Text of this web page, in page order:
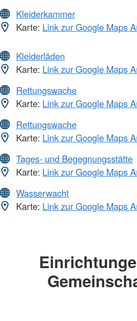
Kleiderkammer
Karte: Link zur Google Maps
Kleiderläden
Karte: Link zur Google Maps
Rettungswache
Karte: Link zur Google Maps
Rettungswache
Karte: Link zur Google Maps
Tages- und Begegnungsstätte
Karte: Link zur Google Maps
Wasserwacht
Karte: Link zur Google Maps